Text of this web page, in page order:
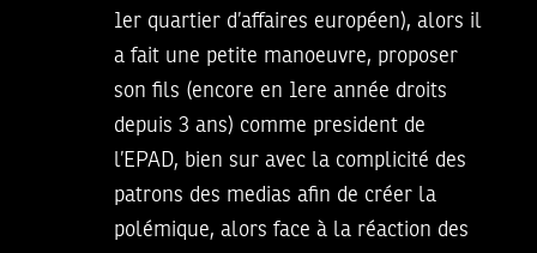
1er quartier d’affaires européen), alors il
a fait une petite manoeuvre, proposer
son fils (encore en 1ere année droits
depuis 3 ans) comme president de
l’EPAD, bien sur avec la complicité des
patrons des medias afin de créer la
polémique, alors face à la réaction des